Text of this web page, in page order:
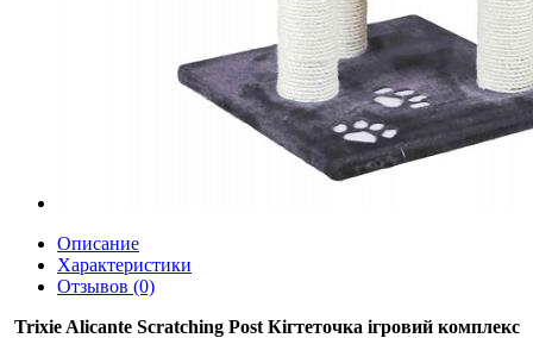
Описание
Характеристики
Отзывов (0)
Trixie Alicante Scratching Post Кігтеточка ігровий комплекс